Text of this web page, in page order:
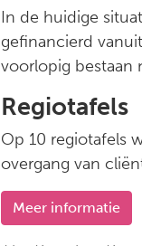
In de huidige
gefinancierd
voorlopig bestaan
Regiotafels
Op 10 regiotafels
overgang van
Meer informatie